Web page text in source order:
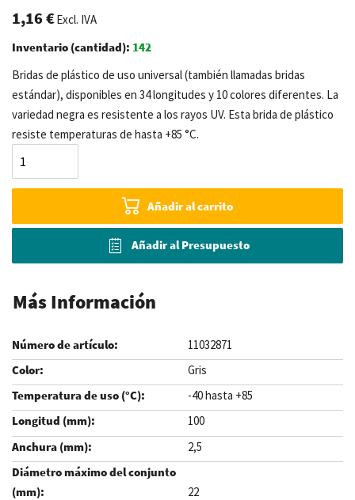
de
1,16 €Excl. IVA
Inventario (cantidad): 142
Bridas de plástico de uso universal (también llamadas bridas
estándar), disponibles en 34 longitudes y 10 colores diferentes. La
variedad negra es resistente a los rayos UV. Esta brida de plástico
resiste temperaturas de hasta +85 °C.
Añadir al carrito
Añadir al Presupuesto
Más Información
11032871
Gris
-40 hasta +85
100
2,5
22